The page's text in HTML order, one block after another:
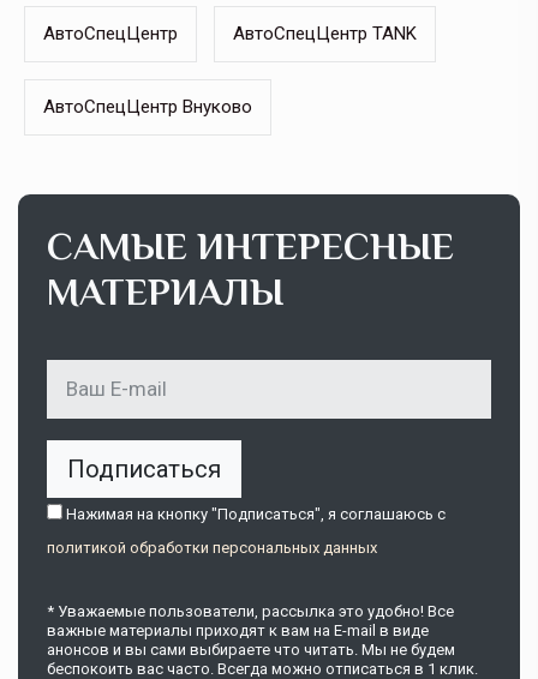
АвтоСпецЦентр АвтоСпецЦентр TANK
АвтоСпецЦентр Внуково
САМЫЕ ИНТЕРЕСНЫЕ
МАТЕРИАЛЫ
Подписаться
Нажимая на кнопку "Подписаться", я соглашаюсь c
политикой обработки персональных данных
* Уважаемые пользователи, рассылка это удобно! Все
важные материалы приходят к вам на E-mail в виде
анонсов и вы сами выбираете что читать. Мы не будем
беспокоить вас часто. Всегда можно отписаться в 1 клик.